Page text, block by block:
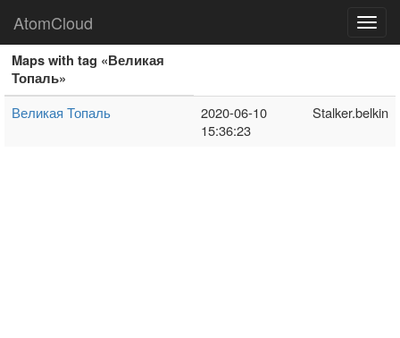
AtomCloud
Maps with tag «Великая
Топаль»
Великая Топаль
2020-06-10
15:36:23
Stalker.belkin